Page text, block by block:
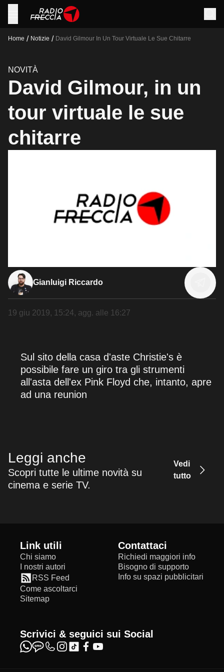
Home / Notizie / David Gilmour In Un Tour Virtuale Le Sue Chitarre
NOVITÀ
David Gilmour, in un
tour virtuale le sue
chitarre
Gianluigi Riccardo
19 giu 2019, 15:24, agg. alle 16:27
Sul sito della casa d'aste Christie's è
possibile fare un giro tra gli strumenti
all'asta dell'ex Pink Floyd che, intanto, apre
ad una reunion
Leggi anche
Scopri tutte le ultime novità su
cinema e serie TV.
Vedi
tutto
Link utili
Chi siamo
I nostri autori
RSS Feed
Come ascoltarci
Sitemap
Contattaci
Richiedi maggiori info
Bisogno di supporto
Info su spazi pubblicitari
Scrivici & seguici sui Social